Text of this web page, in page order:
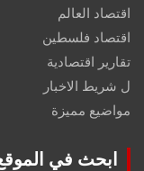
اقتصاد العالم
اقتصاد فلسطين
تقارير اقتصادية
ل شريط الاخبار
مواضيع مميزة
ابحث في